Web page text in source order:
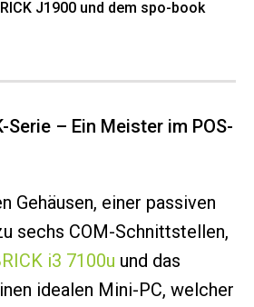
J1900 und dem spo-book
Serie – Ein Meister im POS-
Gehäusen, einer passiven
sechs COM-Schnittstellen,
i3 7100u und das
idealen Mini-PC, welcher